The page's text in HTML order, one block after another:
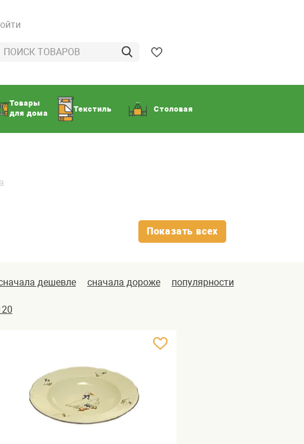
Товары
для дома
Текстиль Столовая
Показать всех
дешевле сначала дороже популярности